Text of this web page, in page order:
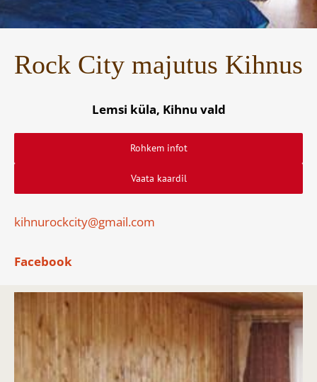
Rock City majutus Kihnus
Lemsi küla, Kihnu vald
Rohkem infot
Vaata kaardil
kihnurockcity@gmail.com
Facebook